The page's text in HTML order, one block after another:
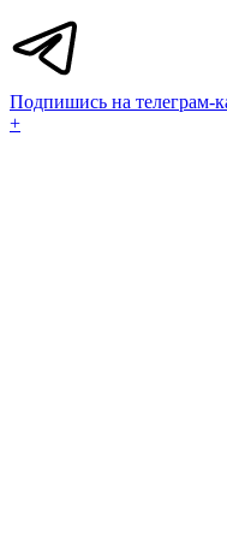
Подпишись на телеграм-
+